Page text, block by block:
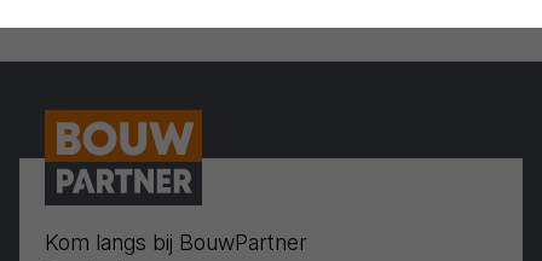
Kom langs bij BouwPartner